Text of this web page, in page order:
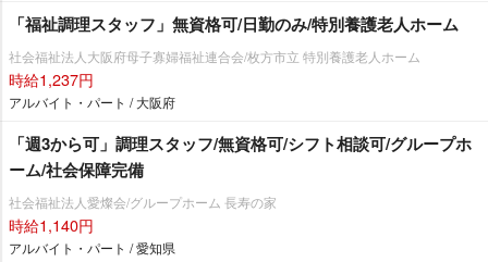
「福祉調理スタッフ」無資格可/日勤のみ/特別養護老人ホーム
社会福祉法人大阪府母子寡婦福祉連合会/枚方市立 特別養護老人ホーム
時給1,237円
アルバイト・パート / 大阪府
「週3から可」調理スタッフ/無資格可/シフト相談可/グループホ
ーム/社会保障完備
社会福祉法人愛燦会/グループホーム 長寿の家
時給1,140円
アルバイト・パート / 愛知県